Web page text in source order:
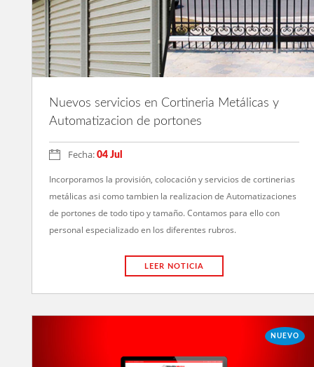
Nuevos servicios en Cortineria Metálicas y
Automatizacion de portones
Fecha: 04 Jul
Incorporamos la provisión, colocación y servicios de cortinerias
metálicas asi como tambien la realizacion de Automatizaciones
de portones de todo tipo y tamaño. Contamos para ello con
personal especializado en los diferentes rubros.
LEER NOTICIA
NUEVO